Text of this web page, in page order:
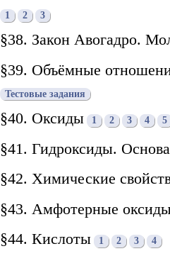
1 2 3
§38. Закон Авогадро.
§39. Объёмные
Тестовые задания
§40. Оксиды 1 2 3 4 5
§41. Гидроксиды.
§42. Химические
§43. Амфотерные
§44. Кислоты 1 2 3 4